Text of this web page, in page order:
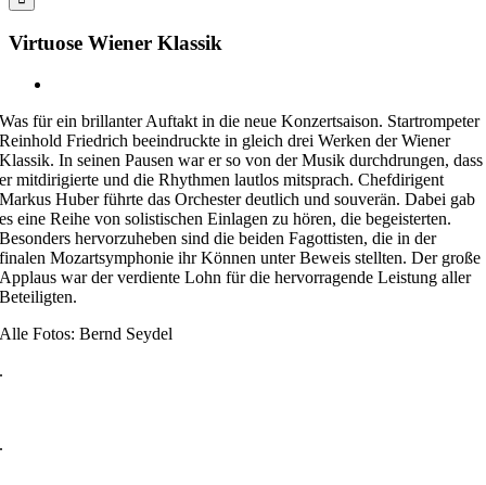
Virtuose Wiener Klassik
Bild
Was für ein brillanter Auftakt in die neue Konzertsaison. Startrompeter
Reinhold Friedrich beeindruckte in gleich drei Werken der Wiener
Klassik. In seinen Pausen war er so von der Musik durchdrungen, dass
er mitdirigierte und die Rhythmen lautlos mitsprach. Chefdirigent
Markus Huber führte das Orchester deutlich und souverän. Dabei gab
es eine Reihe von solistischen Einlagen zu hören, die begeisterten.
Besonders hervorzuheben sind die beiden Fagottisten, die in der
finalen Mozartsymphonie ihr Können unter Beweis stellten. Der große
Applaus war der verdiente Lohn für die hervorragende Leistung aller
Beteiligten.
Alle Fotos: Bernd Seydel
.
.